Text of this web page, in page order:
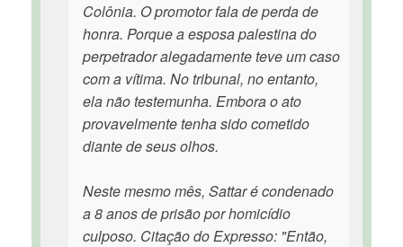
Colônia. O promotor fala de perda de
honra. Porque a esposa palestina do
perpetrador alegadamente teve um caso
com a vítima. No tribunal, no entanto,
ela não testemunha. Embora o ato
provavelmente tenha sido cometido
diante de seus olhos.
Neste mesmo mês, Sattar é condenado
a 8 anos de prisão por homicídio
culposo. Citação do Expresso: "Então,